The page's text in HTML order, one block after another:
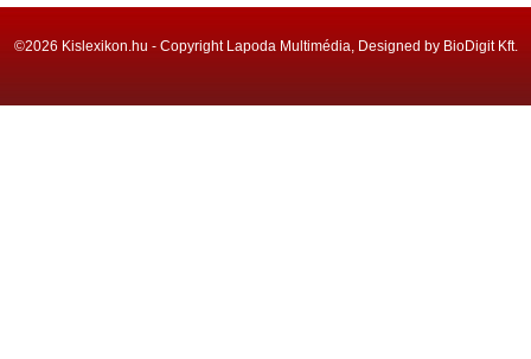
©2026 Kislexikon.hu - Copyright Lapoda Multimédia, Designed by BioDigit Kft.